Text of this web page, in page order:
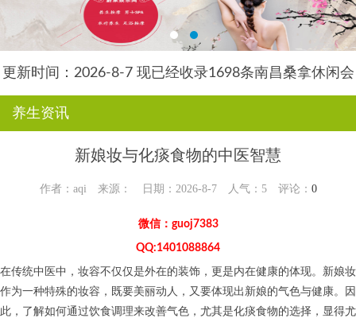
更新时间：2026-8-7 现已经收录1698条南昌桑拿休闲会
养生资讯
新娘妆与化痰食物的中医智慧
作者：aqi 来源： 日期：2026-8-7 人气： 5评论： 0
微信：guoj7383
QQ:1401088864
在传统中医中，妆容不仅仅是外在的装饰，更是内在健康的体现。新娘妆
作为一种特殊的妆容，既要美丽动人，又要体现出新娘的气色与健康。因
此，了解如何通过饮食调理来改善气色，尤其是化痰食物的选择，显得尤